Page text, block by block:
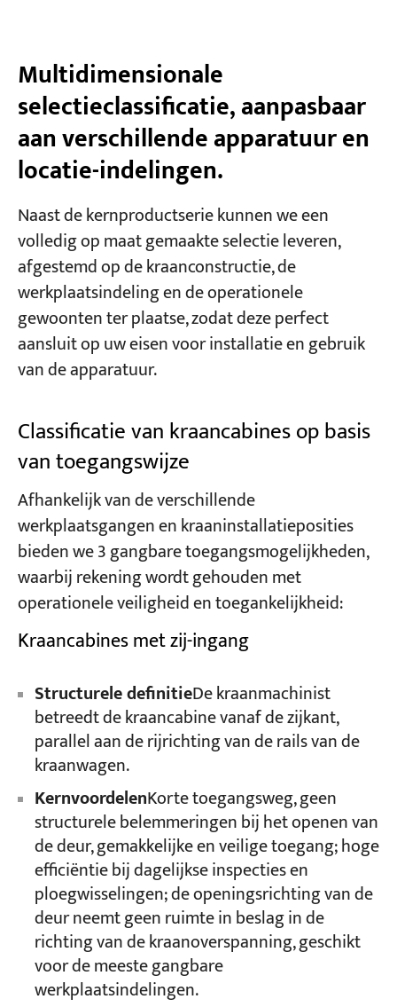
Multidimensionale
selectieclassificatie, aanpasbaar
aan verschillende apparatuur en
locatie-indelingen.
Naast de kernproductserie kunnen we een
volledig op maat gemaakte selectie leveren,
afgestemd op de kraanconstructie, de
werkplaatsindeling en de operationele
gewoonten ter plaatse, zodat deze perfect
aansluit op uw eisen voor installatie en gebruik
van de apparatuur.
Classificatie van kraancabines op basis
van toegangswijze
Afhankelijk van de verschillende
werkplaatsgangen en kraaninstallatieposities
bieden we 3 gangbare toegangsmogelijkheden,
waarbij rekening wordt gehouden met
operationele veiligheid en toegankelijkheid:
Kraancabines met zij-ingang
Structurele definitieDe kraanmachinist
betreedt de kraancabine vanaf de zijkant,
parallel aan de rijrichting van de rails van de
kraanwagen.
KernvoordelenKorte toegangsweg, geen
structurele belemmeringen bij het openen van
de deur, gemakkelijke en veilige toegang; hoge
efficiëntie bij dagelijkse inspecties en
ploegwisselingen; de openingsrichting van de
deur neemt geen ruimte in beslag in de
richting van de kraanoverspanning, geschikt
voor de meeste gangbare
werkplaatsindelingen.